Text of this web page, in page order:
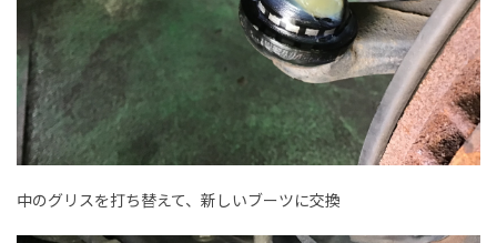
中のグリスを打ち替えて、新しいブーツに交換